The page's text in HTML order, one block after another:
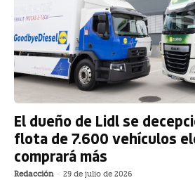
El dueño de Lidl se
flota de 7.600 vehículos
comprará más
Redacción - 29 de julio de 2026